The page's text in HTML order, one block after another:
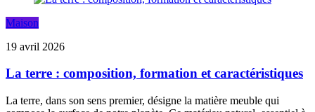
Maison
19 avril 2026
La terre : composition, formation et caractéristiques
La terre, dans son sens premier, désigne la matière meuble qui